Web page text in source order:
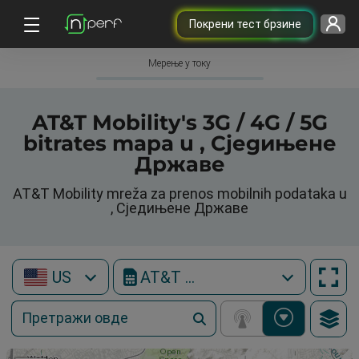
Покрени тест брзине
Мерење у току
AT&T Mobility's 3G / 4G / 5G
bitrates mapa u , Сједињене
Државе
AT&T Mobility mreža za prenos mobilnih podataka u
, Сједињене Државе
US AT&T Mobility